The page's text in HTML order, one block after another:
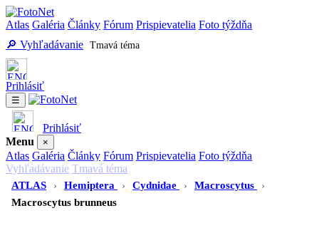
Atlas Galéria Články Fórum Prispievatelia Foto týždňa
🔎 Vyhľadávanie Tmavá téma
Prihlásiť
☰
Prihlásiť
Menu
×
Atlas Galéria Články Fórum Prispievatelia Foto týždňa
Vyhľadávanie Tmavá téma
ATLAS
› Hemiptera › Cydnidae › Macroscytus
›
Macroscytus brunneus